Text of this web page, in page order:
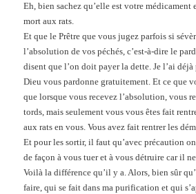
Eh, bien sachez qu’elle est votre médicament
mort aux rats.
Et que le Prêtre que vous jugez parfois si
l’absolution de vos péchés, c’est-à-dire le
disent que l’on doit payer la dette. Je l’ai déjà
Dieu vous pardonne gratuitement. Et ce que
que lorsque vous recevez l’absolution, vous
tords, mais seulement vous vous êtes fait
aux rats en vous. Vous avez fait rentrer les
Et pour les sortir, il faut qu’avec précaution
de façon à vous tuer et à vous détruire car il
Voilà la différence qu’il y a. Alors, bien sûr
faire, qui se fait dans ma purification et qui